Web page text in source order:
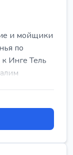
и мойщики
по
Инге Тель